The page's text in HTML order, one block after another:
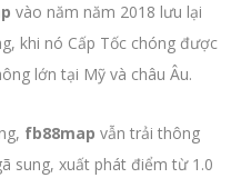
vào năm năm 2018 lưu lại
khi nó Cấp Tốc chóng được
lớn tại Mỹ và châu Âu.
fb88map vẫn trải thông
sung, xuất phát điểm từ 1.0